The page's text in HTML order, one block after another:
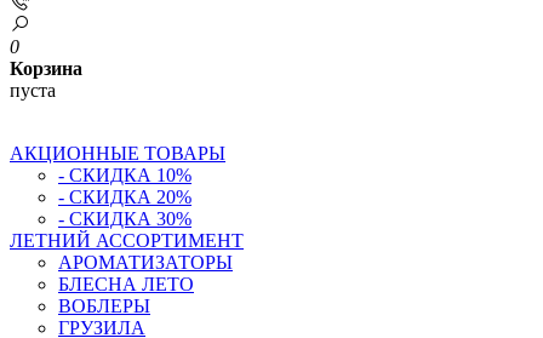
0
Корзина
пуста
АКЦИОННЫЕ ТОВАРЫ
- СКИДКА 10%
- СКИДКА 20%
- СКИДКА 30%
ЛЕТНИЙ АССОРТИМЕНТ
АРОМАТИЗАТОРЫ
БЛЕСНА ЛЕТО
ВОБЛЕРЫ
ГРУЗИЛА